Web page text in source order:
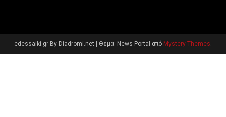
edessaiki.gr By Diadromi.net Θέμα: News Portal από Mystery Themes.